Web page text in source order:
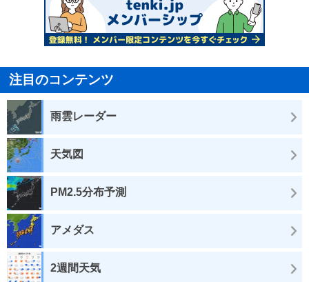
注目のコンテンツ
雨雲レーダー
天気図
PM2.5分布予測
アメダス
2週間天気